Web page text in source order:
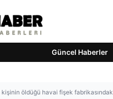
Güncel Haberler
kişinin öldüğü havai fişek